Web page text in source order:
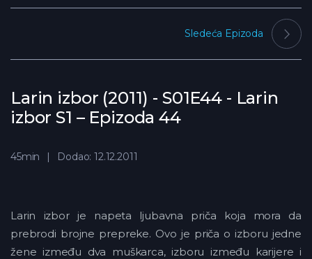
Larin izbor (2011) - S01E44 - Larin
izbor S1 – Epizoda 44
Sledeća Epizoda
45min Dodao: 12.12.2011
Larin izbor je napeta ljubavna priča koja mora da
prebrodi brojne prepreke. Ovo je priča o izboru jedne
žene između dva muškarca, izboru između karijere i